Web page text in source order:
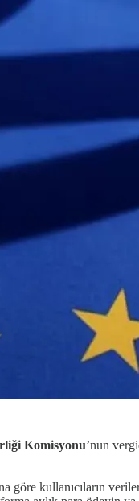
Komisyonu’nun
göre kullanıcıların